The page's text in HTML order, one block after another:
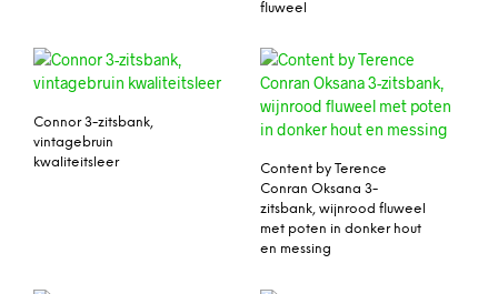
fluweel
Connor 3-zitsbank,
vintagebruin
kwaliteitsleer
Content by Terence
Conran Oksana 3-
zitsbank, wijnrood fluweel
met poten in donker hout
en messing